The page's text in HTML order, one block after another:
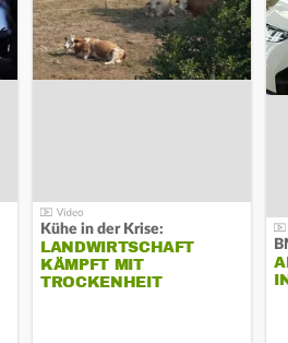
Kühe in der Krise:
LANDWIRTSCHAFT
KÄMPFT MIT
TROCKENHEIT